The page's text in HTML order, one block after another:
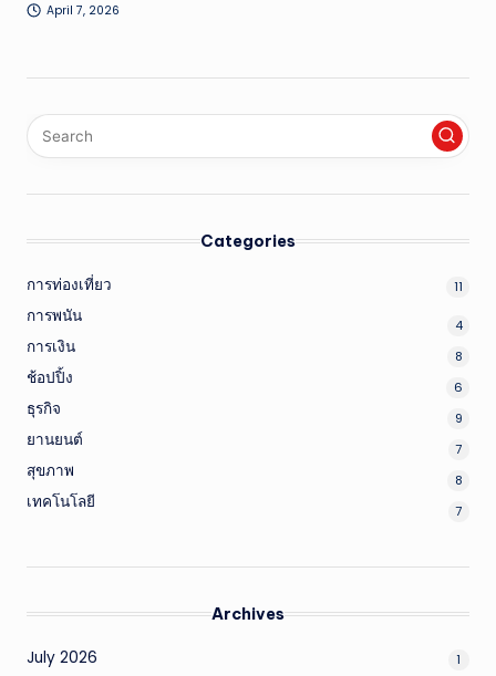
April 7, 2026
Categories
การท่องเที่ยว 11
การพนัน 4
การเงิน 8
ช้อปปิ้ง 6
ธุรกิจ 9
ยานยนต์ 7
สุขภาพ 8
เทคโนโลยี 7
Archives
July 2026 1